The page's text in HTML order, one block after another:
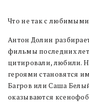
Что не так с
Антон Долин
фильмы последних
цитировали, любили.
героями становятся
Багров или Саша
оказываются